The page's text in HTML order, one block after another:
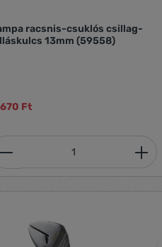
racsnis-csuklós csillag-
13mm (59558)
Ft